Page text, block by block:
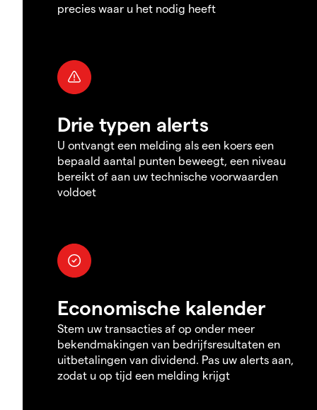
precies waar u het nodig heeft
Drie typen alerts
U ontvangt een melding als een koers een
bepaald aantal punten beweegt, een niveau
bereikt of aan uw technische voorwaarden
voldoet
Economische kalender
Stem uw transacties af op onder meer
bekendmakingen van bedrijfsresultaten en
uitbetalingen van dividend. Pas uw alerts aan,
zodat u op tijd een melding krijgt